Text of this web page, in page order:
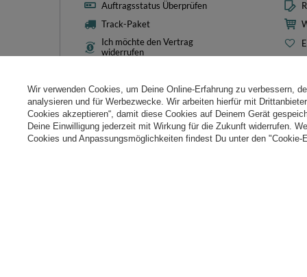
Auftragsstatus Überprüfen
Track-Paket
Ich möchte den Vertrag
widerrufen
Wir verwenden Cookies, um Deine Online-Erfahrung zu verbessern,
analysieren und für Werbezwecke. Wir arbeiten hierfür mit
Cookies akzeptieren“, damit diese Cookies auf Deinem Gerät
Deine Einwilligung jederzeit mit Wirkung für die Zukunft widerrufen.
Cookies und Anpassungsmöglichkeiten findest Du unter den "Cookie-